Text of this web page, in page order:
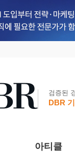
검증된
DBR
아티클